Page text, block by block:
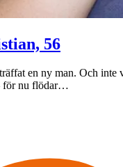
56
en ny man. Och
för nu flödar…